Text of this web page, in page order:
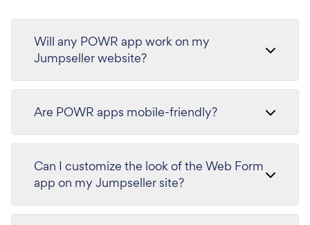
Will any POWR app work on my
Jumpseller website?
Are POWR apps mobile-friendly?
Can I customize the look of the Web Form
app on my Jumpseller site?